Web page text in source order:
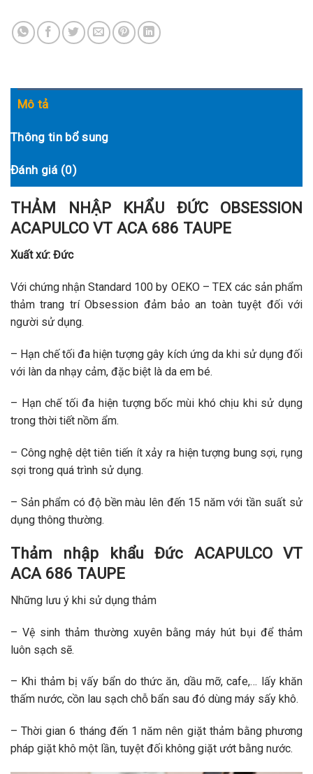
Mô tả
Thông tin bổ sung
Đánh giá (0)
THẢM NHẬP KHẨU ĐỨC OBSESSION
ACAPULCO VT ACA 686 TAUPE
Xuất xứ: Đức
Với chứng nhận Standard 100 by OEKO – TEX các sản phẩm
thảm trang trí Obsession đảm bảo an toàn tuyệt đối với
người sử dụng.
– Hạn chế tối đa hiện tượng gây kích ứng da khi sử dụng đối
với làn da nhạy cảm, đặc biệt là da em bé.
– Hạn chế tối đa hiện tượng bốc mùi khó chịu khi sử dụng
trong thời tiết nồm ẩm.
– Công nghệ dệt tiên tiến ít xảy ra hiện tượng bung sợi, rụng
sợi trong quá trình sử dụng.
– Sản phẩm có độ bền màu lên đến 15 năm với tần suất sử
dụng thông thường.
Thảm nhập khẩu Đức ACAPULCO VT
ACA 686 TAUPE
Những lưu ý khi sử dụng thảm
– Vệ sinh thảm thường xuyên bằng máy hút bụi để thảm
luôn sạch sẽ.
– Khi thảm bị vấy bẩn do thức ăn, dầu mỡ, cafe,… lấy khăn
thấm nước, cồn lau sạch chỗ bẩn sau đó dùng máy sấy khô.
– Thời gian 6 tháng đến 1 năm nên giặt thảm bằng phương
pháp giặt khô một lần, tuyệt đối không giặt ướt bằng nước.